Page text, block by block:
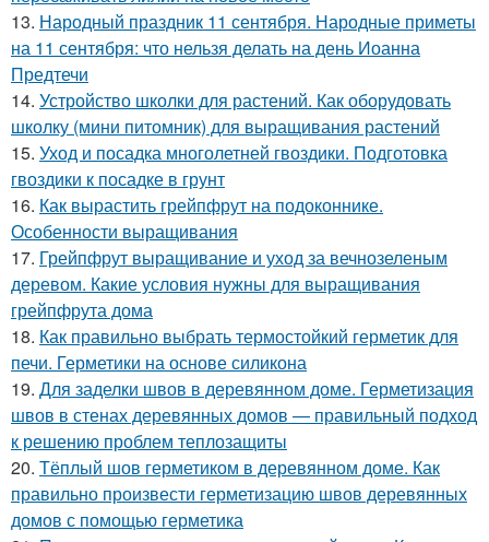
13. Народный праздник 11 сентября. Народные приметы
на 11 сентября: что нельзя делать на день Иоанна
Предтечи
14. Устройство школки для растений. Как оборудовать
школку (мини питомник) для выращивания растений
15. Уход и посадка многолетней гвоздики. Подготовка
гвоздики к посадке в грунт
16. Как вырастить грейпфрут на подоконнике.
Особенности выращивания
17. Грейпфрут выращивание и уход за вечнозеленым
деревом. Какие условия нужны для выращивания
грейпфрута дома
18. Как правильно выбрать термостойкий герметик для
печи. Герметики на основе силикона
19. Для заделки швов в деревянном доме. Герметизация
швов в стенах деревянных домов — правильный подход
к решению проблем теплозащиты
20. Тёплый шов герметиком в деревянном доме. Как
правильно произвести герметизацию швов деревянных
домов с помощью герметика